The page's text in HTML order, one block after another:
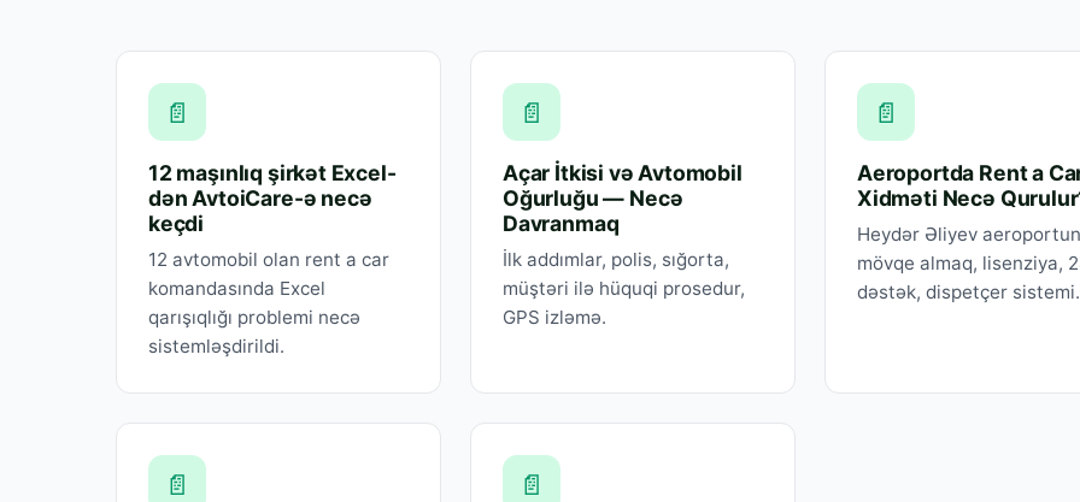
📄
12 maşınlıq şirkət Excel-
dən AvtoiCare-ə necə
keçdi
12 avtomobil olan rent a car
komandasında Excel
qarışıqlığı problemi necə
sistemləşdirildi.
📄
Açar İtkisi və Avtomobil
Oğurluğu — Necə
Davranmaq
İlk addımlar, polis, sığorta,
müştəri ilə hüquqi prosedur,
GPS izləmə.
📄
Aeroportda Rent a
Xidməti Necə
Heydər Əliyev
mövqe almaq, lisenziya,
dəstək, dispetçer sistemi.
📄 📄